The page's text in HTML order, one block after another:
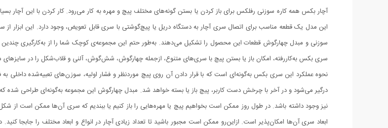
آچار بکس همه کاره سوزنی رفلکس برای باز کردن یا بستن گونه‌های مختلف پیچ و مهره به کار می‌رود. کار کردن با این آچار
سوزنی و مبدل چهار‌گوش قطعات این محصول را تشکیل می‌دهند. به‌طور حتم این مجموعه‌ی کوچک شما را از به‌کارگیری
سری بکس به‌کاررفته، امکان باز یا بستن پیچ با سری‌های متنوع، ازجمله چهارگوش، شش‌گوش، آلنی و قلاب‌شکل را در سایزهای مختلف (از سایز 7 تا 19
نحوه عملکرد این سری بکس به‌گونه‌ای است که با قرار دادن آن روی پیچ موردنظر و فشار اولیه، سوزن‌های تعبیه‌شده داخلی
درگیر می‌شود و در آخر با چرخش دست کاربر، پیچ باز یا بسته خواهد شد. مبدل چهارگوش این مجموعه به‌گونه‌ای طراحی
نیز وجود داشته باشد. در طول روز ممکن است بخواهیم پیچ یا مهره‌هایی را باز کنیم یا ببندیم که سری آن‌ها ممکن است از
ابعاد سری آن‌ها امکان‌پذیر است. ازاین‌رو ممکن است مجبور باشید تا تعداد زیادی آچار در انواع‌ و ابعاد مختلف را جابجا